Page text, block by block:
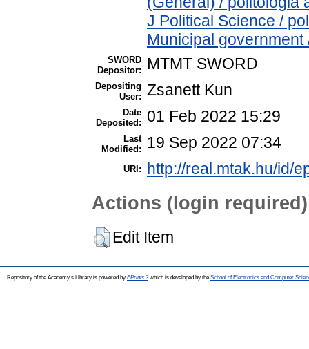
J Political Science /
Municipal
SWORD
Depositor:
MTMT SWORD
Depositing
User: Zsanett Kun
Date
Deposited:
01 Feb 2022 15:29
Last
Modified:
19 Sep 2022 07:34
URI: http://real.mtak.hu/id/
Actions (login required)
Edit Item
Repository of the Academy's Library is powered by EPrints 3which is developed by the School of Electronics and Computer